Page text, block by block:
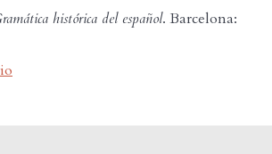
histórica del español. Barcelona: